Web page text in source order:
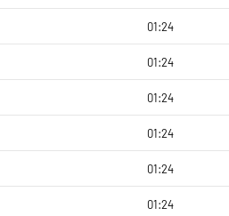
01:24
01:24
01:24
01:24
01:24
01:24